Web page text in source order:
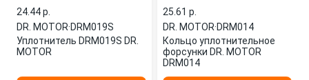
24.44 p.
DR. MOTOR·DRM019S
Уплотнитель DRM019S DR.
MOTOR
25.61 p.
DR. MOTOR·DRM014
Кольцо уплотнительное
форсунки DR. MOTOR
DRM014